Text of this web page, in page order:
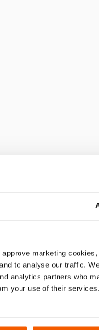
marketing
to analyse our traffic.
analytics partners who
your use of their
A 418